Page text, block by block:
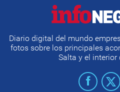
Diario digital del mundo
fotos sobre los principales
Salta y el interior